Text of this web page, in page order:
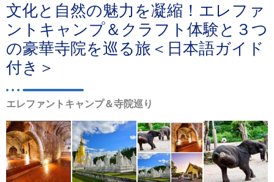
文化と自然の魅力を凝縮！エレファ
ントキャンプ＆クラフト体験と３つ
の豪華寺院を巡る旅＜日本語ガイド
付き＞
エレファントキャンプ＆寺院巡り